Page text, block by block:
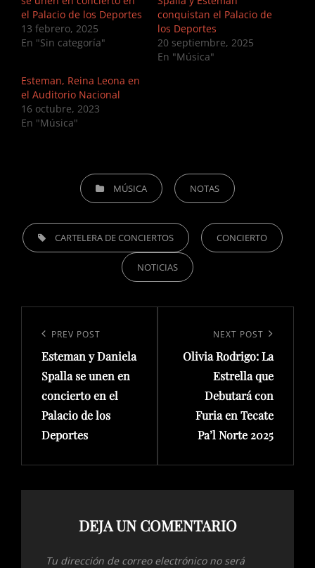
el Palacio de los Deportes
13 febrero, 2025
En "Sin categoría"
conquistan el Palacio de
los Deportes
20 septiembre, 2025
En "Música"
Esteman, Reina Leona en
el Auditorio Nacional
16 octubre, 2023
En "Música"
CATEGORIESMÚSICA NOTAS
TAGS, CARTELERA DE CONCIERTOS CONCIERTO
NOTICIAS
entradas
Previous
Post
PREV POST
Esteman y Daniela
Spalla se unen en
concierto en el
Palacio de los
Deportes
Post
NEXT POST
Olivia Rodrigo: La
Estrella que
Debutará con
Furia en Tecate
Pa’l Norte 2025
DEJA UN COMENTARIO
Tu dirección de correo electrónico no será